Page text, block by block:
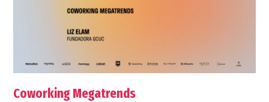
Coworking Megatrends